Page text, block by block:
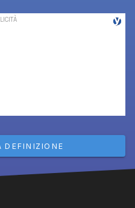
DEFINIZIONE